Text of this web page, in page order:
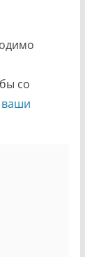
со
ваши